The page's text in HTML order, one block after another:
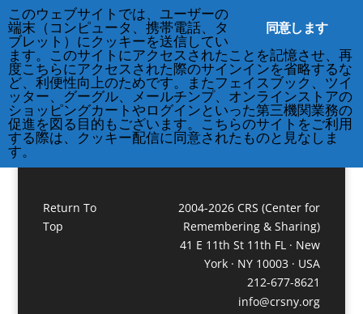
212-677-8621 info@crsny.org
2階スタジオ（ヨガ）
Return To
Top
2004-2026 CRS (Center for
Remembering & Sharing)
41 E 11th St 11th FL · New
York · NY 10003 · USA
212-677-8621
info@crsny.org
同意します
このウェブサイトでは、ユーザーの
端末（コンピュータ、携帯電話、タ
ブレット）にクッキーを送信してい
ます。このサイトにアクセスされたことを記憶させ、再
度こちらにアクセスされた際のサインインを省略するな
ど、利便性向上のためです。またフェイスブック、ツイ
ッター、グーグル、メールチンプ、オンラインストアの
ショッピングカートやログインといった第三機関業務の
促進を図る目的もございます。こちらのサイトをご利用
する際は、クッキー配信に同意されたものと見なしま
す。